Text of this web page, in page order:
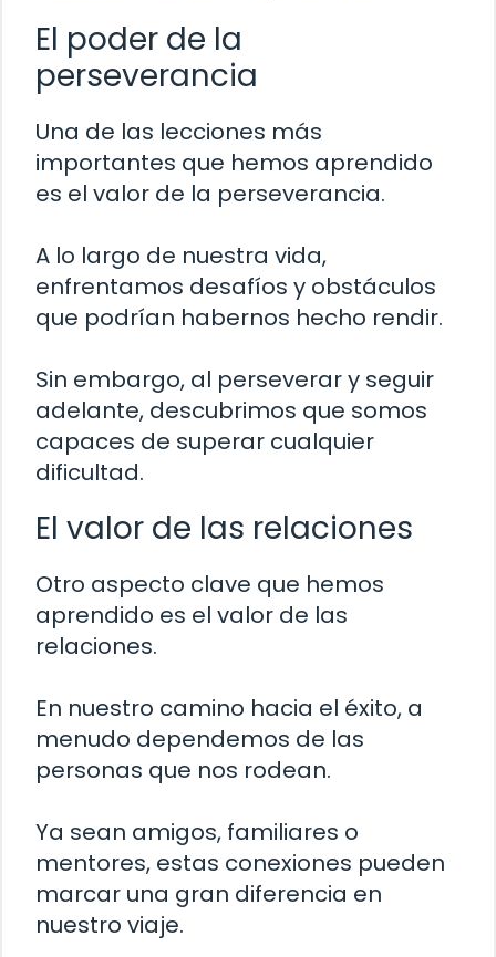
El poder de la
perseverancia
Una de las lecciones más
importantes que hemos aprendido
es el valor de la perseverancia.
A lo largo de nuestra vida,
enfrentamos desafíos y obstáculos
que podrían habernos hecho rendir.
Sin embargo, al perseverar y seguir
adelante, descubrimos que somos
capaces de superar cualquier
dificultad.
El valor de las relaciones
Otro aspecto clave que hemos
aprendido es el valor de las
relaciones.
En nuestro camino hacia el éxito, a
menudo dependemos de las
personas que nos rodean.
Ya sean amigos, familiares o
mentores, estas conexiones pueden
marcar una gran diferencia en
nuestro viaje.